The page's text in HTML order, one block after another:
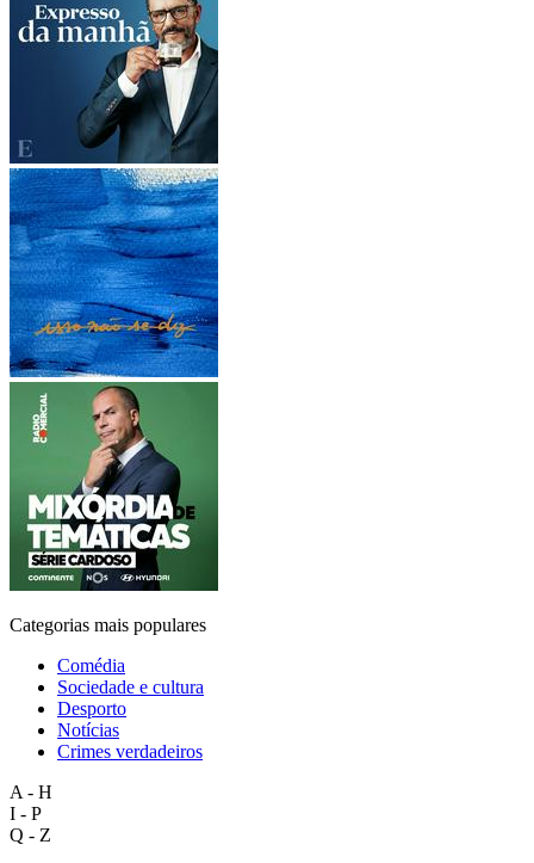
Categorias mais populares
Comédia
Sociedade e cultura
Desporto
Notícias
Crimes verdadeiros
A - H
I - P
Q - Z